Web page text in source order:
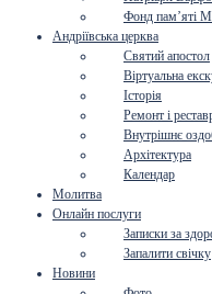
Фонд пам’яті
Андріївська церква
Святий апостол
Віртуальна
Історія
Ремонт і
Внутрішнє
Архітектура
Календар
Молитва
Онлайн послуги
Записки за
Запалити свічку
Новини